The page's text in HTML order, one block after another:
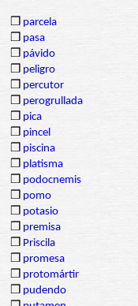
❒ parcela
❒ pasa
❒ pávido
❒ peligro
❒ percutor
❒ perogrullada
❒ pica
❒ pincel
❒ piscina
❒ platisma
❒ podocnemis
❒ pomo
❒ potasio
❒ premisa
❒ Priscila
❒ promesa
❒ protomártir
❒ pudendo